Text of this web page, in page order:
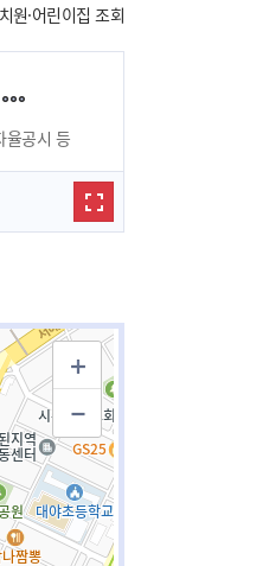
원·어린이집 조회
율공시 등